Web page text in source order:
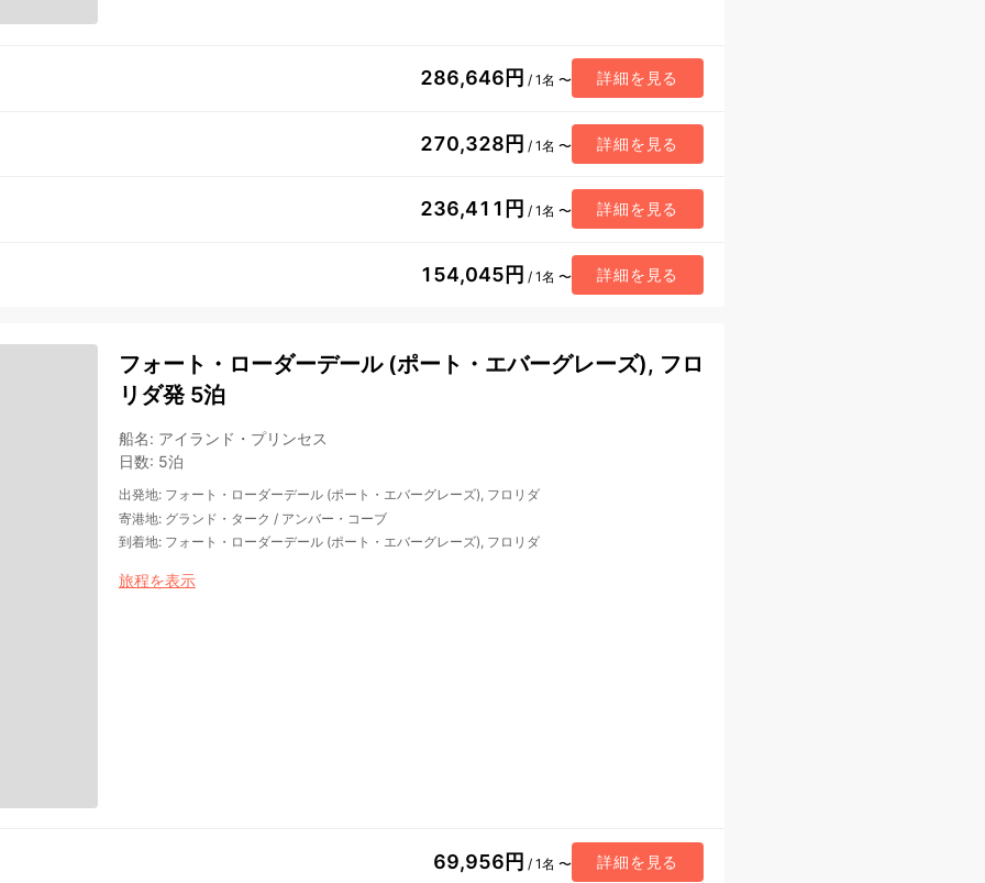
286,646円 / 1名 〜 詳細を見る
270,328円 / 1名 〜 詳細を見る
236,411円 / 1名 〜 詳細を見る
154,045円 / 1名 〜 詳細を見る
フォート・ローダーデール (ポート・エバーグレーズ), フロ
リダ発 5泊
船名: アイランド・プリンセス
日数: 5泊
出発地: フォート・ローダーデール (ポート・エバーグレーズ), フロリダ
寄港地: グランド・ターク / アンバー・コーブ
到着地: フォート・ローダーデール (ポート・エバーグレーズ), フロリダ
旅程を表示
69,956円 / 1名 〜 詳細を見る